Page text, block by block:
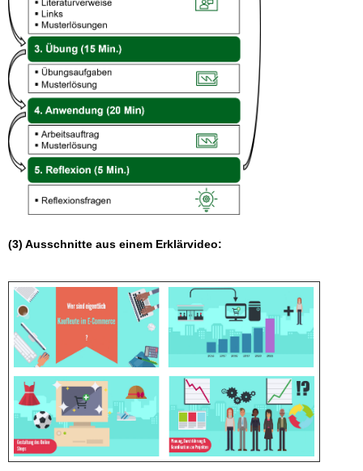
(3) Ausschnitte aus einem Erklärvideo: